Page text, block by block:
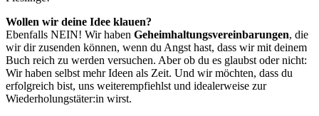
Wollen wir deine Idee klauen?
Ebenfalls NEIN! Wir haben Geheimhaltungsvereinbarungen, die
wir dir zusenden können, wenn du Angst hast, dass wir mit deinem
Buch reich zu werden versuchen. Aber ob du es glaubst oder nicht:
Wir haben selbst mehr Ideen als Zeit. Und wir möchten, dass du
erfolgreich bist, uns weiterempfiehlst und idealerweise zur
Wiederholungstäter:in wirst.